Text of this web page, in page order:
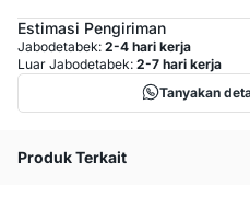
Estimasi Pengiriman
Jabodetabek: 2-4 hari kerja
Luar Jabodetabek: 2-7 hari kerja
Tanyakan
Produk Terkait